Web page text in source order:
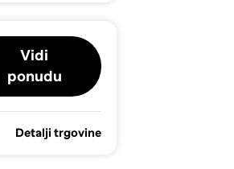
Vidi
ponudu
Detalji trgovine